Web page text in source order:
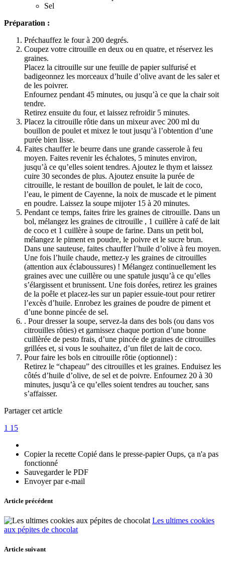
Sel
Préparation :
Préchauffez le four à 200 degrés.
Coupez votre citrouille en deux ou en quatre, et réservez les
graines.
Placez la citrouille sur une feuille de papier sulfurisé et
badigeonnez les morceaux d’huile d’olive avant de les saler et
de les poivrer.
Enfournez pendant 45 minutes, ou jusqu’à ce que la chair soit
tendre.
Retirez ensuite du four, et laissez refroidir 5 minutes.
Placez la citrouille rôtie dans un mixeur avec 200 ml du
bouillon de poulet et mixez le tout jusqu’à l’obtention d’une
purée bien lisse.
Faites chauffer le beurre dans une grande casserole à feu
moyen. Faites revenir les échalotes, 5 minutes environ,
jusqu’à ce qu’elles soient tendres. Ajoutez le thym et laissez
cuire 30 secondes de plus. Ajoutez ensuite la purée de
citrouille, le restant de bouillon de poulet, le lait de coco,
l’eau, le piment de Cayenne, la noix de muscade et le piment
en poudre. Laissez la soupe mijoter 15 à 20 minutes.
Pendant ce temps, faites frire les graines de citrouille. Dans un
bol, mélangez les graines de citrouille , 1 cuillère à café de lait
de coco et 1 cuillère à soupe de farine. Dans un petit bol,
mélangez le piment en poudre, le poivre et le sucre brun.
Dans une sauteuse, faites chauffer l’huile d’olive à feu moyen.
Une fois l’huile chaude, mettez-y les graines de citrouilles
(attention aux éclaboussures) ! Mélangez continuellement les
graines avec une cuillère ou une spatule jusqu’à ce qu’elles
s’élargissent et brunissent. Une fois dorées, retirez les graines
de la poêle et placez-les sur un papier essuie-tout pour retirer
l’excès d’huile. Enrobez les graines de poudre de piment et
d’une bonne pincée de sel.
. Pour dresser la soupe, servez-la dans des bols (ou dans vos
citrouilles rôties) et garnissez chaque portion d’une bonne
cuillèrée de pesto frais, d’une pincée de graines de citrouilles
grillées et, si vous le souhaitez, d’un filet de lait de coco.
Pour faire les bols en citrouille rôtie (optionnel) :
Retirez le “chapeau” des citrouilles et les graines. Enduisez les
côtés d’huile d’olive, de sel et de poivre. Enfournez 20 à 30
minutes, jusqu’à ce qu’elles soient tendres au toucher, sans
s’affaisser.
Partager cet article
1 15
Copier la recette Copié dans le presse-papier Oups, ça n'a pas
fonctionné
Sauvegarder le PDF
Envoyer par e-mail
Article précédent
Les ultimes cookies
aux pépites de chocolat
Article suivant